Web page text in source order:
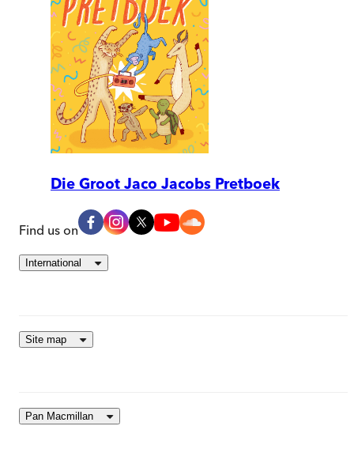
Die Groot Jaco Jacobs Pretboek
Find us on
International
Site map
Pan Macmillan